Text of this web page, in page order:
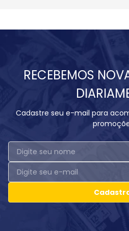
RECEBEMOS
Cadastre seu e-mail para